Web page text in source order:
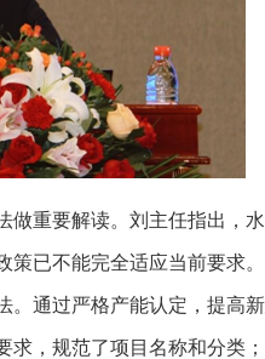
重要解读。刘主任指出，
已不能完全适应当前要求
通过严格产能认定，提高
，规范了项目名称和分类